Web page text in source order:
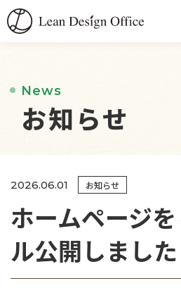
News
お知らせ
2026.06.01 お知らせ
ホームページ
ル公開しました